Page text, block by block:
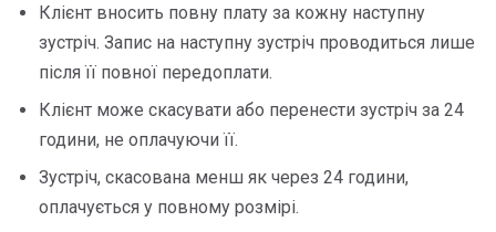
Клієнт вносить повну плату за кожну наступну
зустріч. Запис на наступну зустріч проводиться лише
після її повної передоплати.
Клієнт може скасувати або перенести зустріч за 24
години, не оплачуючи її.
Зустріч, скасована менш як через 24 години,
оплачується у повному розмірі.